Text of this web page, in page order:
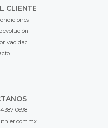
CLIENTE
0698